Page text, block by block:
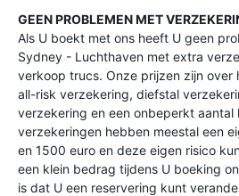
GEEN PROBLEMEN MET
Als U boekt met ons heeft U geen
Sydney - Luchthaven met extra
verkoop trucs. Onze prijzen zijn over
all-risk verzekering, diefstal
verzekering en een onbeperkt aantal
verzekeringen hebben meestal een
en 1500 euro en deze eigen risico
een klein bedrag tijdens U boeking
is dat U een reservering kunt